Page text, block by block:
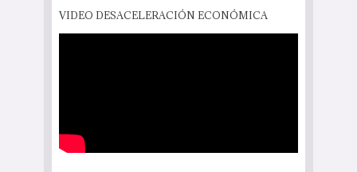
VIDEO DESACELERACIÓN ECONÓMICA